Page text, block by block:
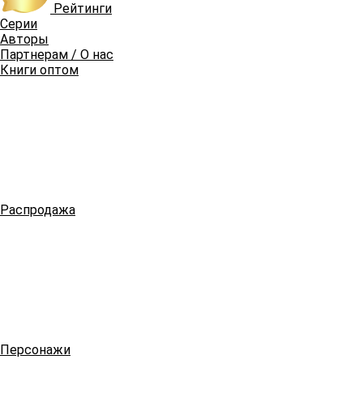
Рейтинги
Серии
Авторы
Партнерам / О нас
Книги оптом
Распродажа
Персонажи